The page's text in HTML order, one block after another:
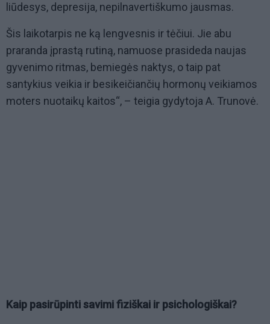
liūdesys, depresija, nepilnavertiškumo jausmas.
Šis laikotarpis ne ką lengvesnis ir tėčiui. Jie abu
praranda įprastą rutiną, namuose prasideda naujas
gyvenimo ritmas, bemiegės naktys, o taip pat
santykius veikia ir besikeičiančių hormonų veikiamos
moters nuotaikų kaitos“, – teigia gydytoja A. Trunovė.
Kaip pasirūpinti savimi fiziškai ir psichologiškai?